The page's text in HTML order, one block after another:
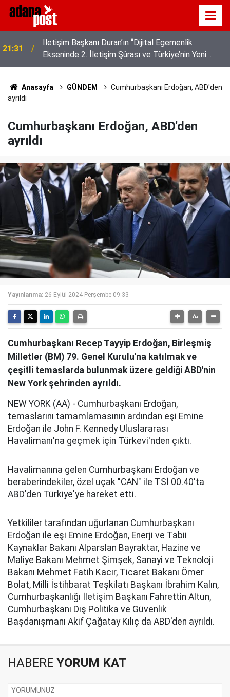
21:25
Akyaka'yı aratmayan Bucak Vadisi doğaseverlerin
gözdesi
Anasayfa GÜNDEM
Cumhurbaşkanı Erdoğan, ABD'den
ayrıldı
Cumhurbaşkanı Erdoğan, ABD'den
ayrıldı
Yayınlanma: 26 Eylül 2024 Perşembe 09:33
Cumhurbaşkanı Recep Tayyip Erdoğan, Birleşmiş
Milletler (BM) 79. Genel Kurulu'na katılmak ve
çeşitli temaslarda bulunmak üzere geldiği ABD'nin
New York şehrinden ayrıldı.
NEW YORK (AA) - Cumhurbaşkanı Erdoğan,
temaslarını tamamlamasının ardından eşi Emine
Erdoğan ile John F. Kennedy Uluslararası
Havalimanı'na geçmek için Türkevi'nden çıktı.
Havalimanına gelen Cumhurbaşkanı Erdoğan ve
beraberindekiler, özel uçak "CAN" ile TSİ 00.40'ta
ABD'den Türkiye'ye hareket etti.
Yetkililer tarafından uğurlanan Cumhurbaşkanı
Erdoğan ile eşi Emine Erdoğan, Enerji ve Tabii
Kaynaklar Bakanı Alparslan Bayraktar, Hazine ve
Maliye Bakanı Mehmet Şimşek, Sanayi ve Teknoloji
Bakanı Mehmet Fatih Kacır, Ticaret Bakanı Ömer
Bolat, Milli İstihbarat Teşkilatı Başkanı İbrahim Kalın,
Cumhurbaşkanlığı İletişim Başkanı Fahrettin Altun,
Cumhurbaşkanı Dış Politika ve Güvenlik
Başdanışmanı Akif Çağatay Kılıç da ABD'den ayrıldı.
HABERE YORUM KAT